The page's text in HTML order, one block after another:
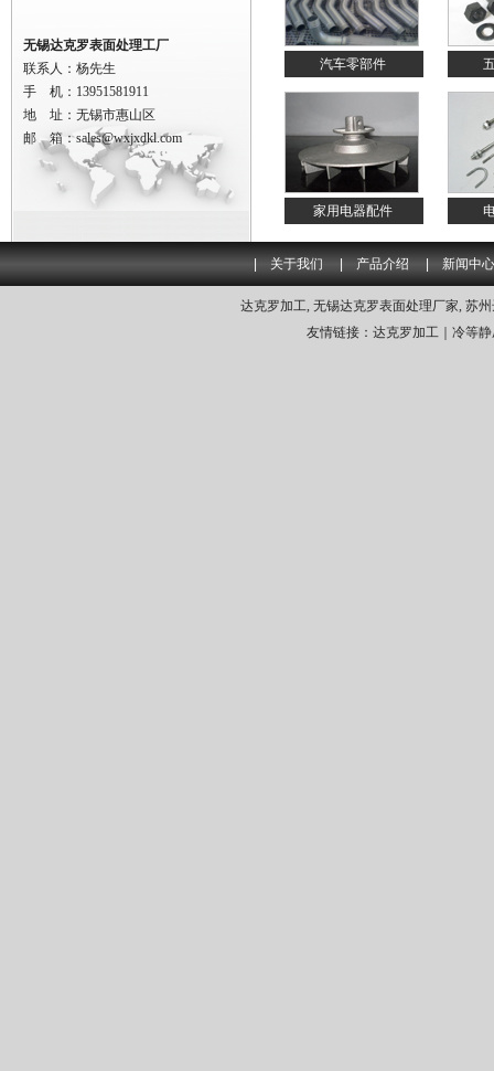
无锡达克罗表面处理工厂
联系人：杨先生
手 机：13951581911
地 址：无锡市惠山区
邮 箱：sales@wxjxdkl.com
汽车零部件
家用电器配件
关于我们 产品介绍 新闻中心
达克罗加工, 无锡达克罗表面处理厂家, 苏
友情链接： 达克罗加工 冷等